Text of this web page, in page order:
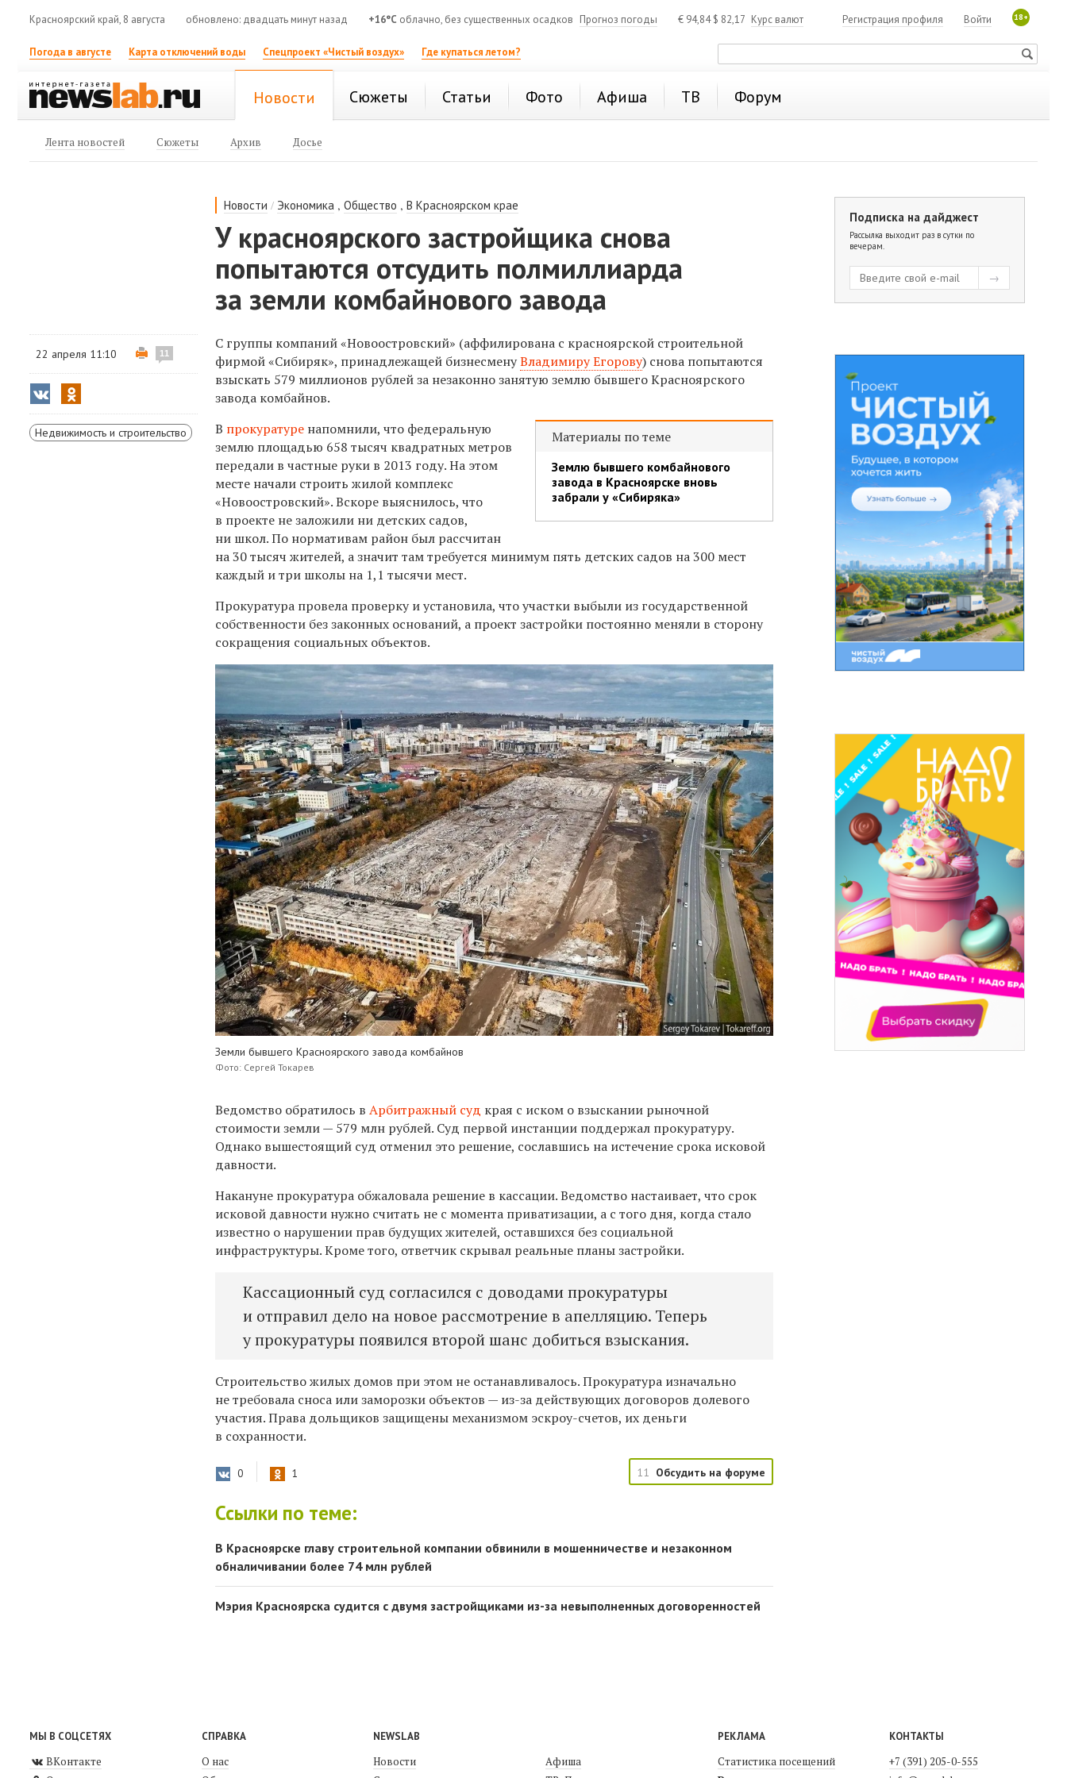
Красноярский край, 8 августа обновлено: двадцать минут назад +16°C облачно, без существенных осадков Прогноз погоды € 94,84$ 82,17 Курс валют 18+
Войти
Регистрация профиля
Погода в августе Карта отключений воды Спецпроект «Чистый воздух» Где купаться летом?
Новости Сюжеты Статьи Фото Афиша ТВ Форум
Лента новостей Сюжеты Архив Досье
Новости / Экономика ,Общество ,В Красноярском крае
У красноярского застройщика снова
попытаются отсудить полмиллиарда
за земли комбайнового завода
22 апреля 11:10 11
Недвижимость и строительство
С группы компаний «Новоостровский» (аффилирована с красноярской строительной
фирмой «Сибиряк», принадлежащей бизнесменуВладимиру Егорову) снова попытаются
взыскать 579 миллионов рублей за незаконно занятую землю бывшего Красноярского
завода комбайнов.
Материалы по теме
Землю бывшего комбайнового
завода в Красноярске вновь
забрали у «Сибиряка»
В прокуратуре напомнили, что федеральную
землю площадью 658 тысяч квадратных метров
передали в частные руки в 2013 году. На этом
месте начали строить жилой комплекс
«Новоостровский». Вскоре выяснилось, что
в проекте не заложили ни детских садов,
ни школ. По нормативам район был рассчитан
на 30 тысяч жителей, а значит там требуется минимум пять детских садов на 300 мест
каждый и три школы на 1,1 тысячи мест.
Прокуратура провела проверку и установила, что участки выбыли из государственной
собственности без законных оснований, а проект застройки постоянно меняли в сторону
сокращения социальных объектов.
Земли бывшего Красноярского завода комбайнов
Фото: Сергей Токарев
Ведомство обратилось вАрбитражный суд края с иском о взыскании рыночной
стоимости земли — 579 млн рублей. Суд первой инстанции поддержал прокуратуру.
Однако вышестоящий суд отменил это решение, сославшись на истечение срока исковой
давности.
Накануне прокуратура обжаловала решение в кассации. Ведомство настаивает, что срок
исковой давности нужно считать не с момента приватизации, а с того дня, когда стало
известно о нарушении прав будущих жителей, оставшихся без социальной
инфраструктуры. Кроме того, ответчик скрывал реальные планы застройки.
Кассационный суд согласился с доводами прокуратуры
и отправил дело на новое рассмотрение в апелляцию. Теперь
у прокуратуры появился второй шанс добиться взыскания.
Строительство жилых домов при этом не останавливалось. Прокуратура изначально
не требовала сноса или заморозки объектов — из-за действующих договоров долевого
участия. Права дольщиков защищены механизмом эскроу-счетов, их деньги
в сохранности.
0 1 11 Обсудить на форуме
Ссылки по теме:
В Красноярске главу строительной компании обвинили в мошенничестве и незаконном
обналичивании более 74 млн рублей
Мэрия Красноярска судится с двумя застройщиками из-за невыполненных договоренностей
Подписка на дайджест
Рассылка выходит раз в сутки по
вечерам.
МЫ В СОЦСЕТЯХ
ВКонтакте
СПРАВКА
О нас
NEWSLAB
Новости
Афиша
РЕКЛАМА
Статистика посещений
КОНТАКТЫ
+7 (391) 205-0-555